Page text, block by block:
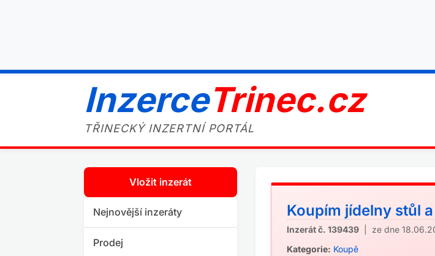
InzerceTrinec.cz
TŘINECKÝ INZERTNÍ PORTÁL
Vložit inzerát
Nejnovější inzeráty
Prodej
Koupím jídelny stůl
Inzerát č. 139439 | ze dne
Kategorie: Koupě